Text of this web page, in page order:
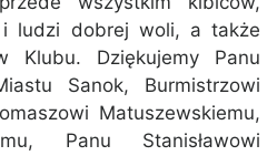
i ludzi dobrej woli, a także
Klubu. Dziękujemy Panu
Sanok, Burmistrzowi
Matuszewskiemu,
Panu Stanisławowi